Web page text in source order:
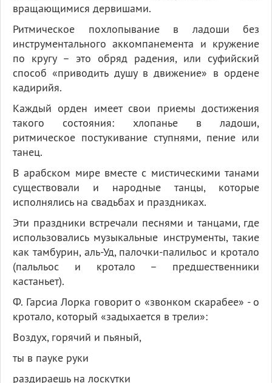
вращающимися дервишами.
Ритмическое похлопывание в ладоши без
инструментального аккомпанемента и кружение
по кругу – это обряд радения, или суфийский
способ «приводить душу в движение» в ордене
кадирийя.
Каждый орден имеет свои приемы достижения
такого состояния: хлопанье в ладоши,
ритмическое постукивание ступнями, пение или
танец.
В арабском мире вместе с мистическими танами
существовали и народные танцы, которые
исполнялись на свадьбах и праздниках.
Эти праздники встречали песнями и танцами, где
использовались музыкальные инструменты, такие
как тамбурин, аль-Уд, палочки-палильос и кротало
(пальльос и кротало – предшественники
кастаньет).
Ф. Гарсиа Лорка говорит о «звонком скарабее» - о
кротало, который «задыхается в трели»:
Воздух, горячий и пьяный,
ты в пауке руки
раздираешь на лоскутки